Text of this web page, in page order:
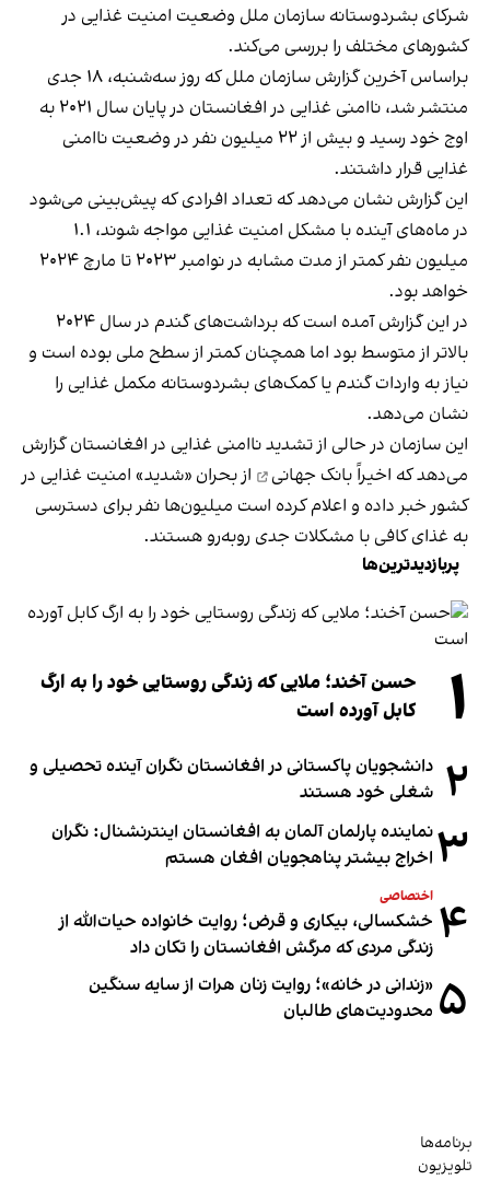
شرکای بشردوستانه سازمان ملل وضعیت امنیت غذایی در
کشورهای مختلف را بررسی می‌کند.
براساس آخرین گزارش سازمان ملل که روز سه‌شنبه، ۱۸ جدی
منتشر شد، ناامنی غذایی در افغانستان در پایان سال ۲۰۲۱ به
اوج خود رسید و بیش از ۲۲ میلیون نفر در وضعیت ناامنی
غذایی قرار داشتند.
این گزارش نشان می‌دهد که تعداد افرادی که پیش‌بینی می‌شود
در ماه‌های آینده با مشکل امنیت غذایی مواجه شوند، ۱.۱
میلیون نفر کمتر از مدت مشابه در نوامبر ۲۰۲۳ تا مارچ ۲۰۲۴
خواهد بود.
در این گزارش آمده است که برداشت‌های گندم در سال ۲۰۲۴
بالاتر از متوسط بود اما همچنان کمتر از سطح ملی بوده است و
نیاز به واردات گندم یا کمک‌های بشردوستانه مکمل غذایی را
نشان می‌دهد.
این سازمان در حالی از تشدید ناامنی غذایی در افغانستان گزارش
می‌دهد که اخیراًبانک جهانی
از بحران «شدید» امنیت غذایی در
کشور خبر داده و اعلام کرده است میلیون‌ها نفر برای دسترسی
به غذای کافی با مشکلات جدی روبه‌رو هستند.
پربازدیدترین‌ها
۱
حسن آخند؛ ملایی که زندگی روستایی خود را به ارگ
کابل آورده است
۲ دانشجویان پاکستانی در افغانستان نگران آینده تحصیلی و
شغلی خود هستند
۳نماینده پارلمان آلمان به افغانستان اینترنشنال: نگران
اخراج بیشتر پناهجویان افغان هستم
۴ اختصاصی
خشکسالی، بیکاری و قرض؛ روایت خانواده حیات‌الله از
زندگی مردی که مرگش افغانستان را تکان داد
۵ «زندانی در خانه»؛ روایت زنان هرات از سایه سنگین
محدودیت‌های طالبان
برنامه‌ها
تلویزیون